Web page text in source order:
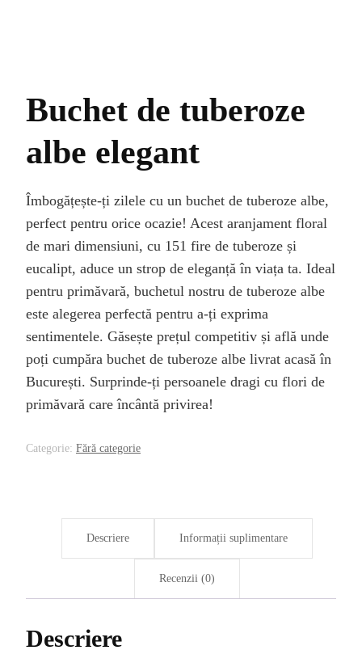
Buchet de tuberoze
albe elegant
Îmbogățește-ți zilele cu un buchet de tuberoze albe,
perfect pentru orice ocazie! Acest aranjament floral
de mari dimensiuni, cu 151 fire de tuberoze și
eucalipt, aduce un strop de eleganță în viața ta. Ideal
pentru primăvară, buchetul nostru de tuberoze albe
este alegerea perfectă pentru a-ți exprima
sentimentele. Găsește prețul competitiv și află unde
poți cumpăra buchet de tuberoze albe livrat acasă în
București. Surprinde-ți persoanele dragi cu flori de
primăvară care încântă privirea!
Categorie: Fără categorie
Descriere Informații suplimentare
Recenzii (0)
Descriere